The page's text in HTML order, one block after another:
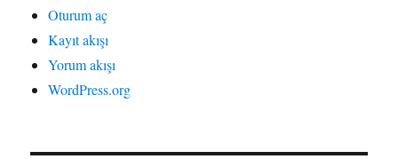
Oturum aç
Kayıt akışı
Yorum akışı
WordPress.org